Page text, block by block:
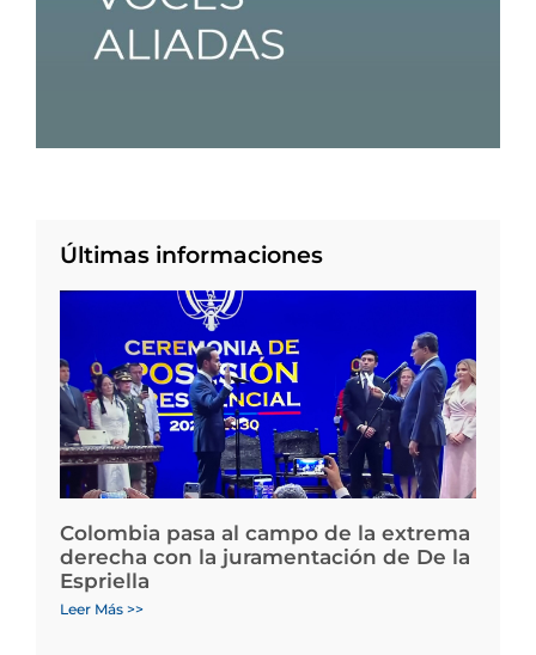
Últimas informaciones
Colombia pasa al campo de la extrema
derecha con la juramentación de De la
Espriella
Leer Más >>